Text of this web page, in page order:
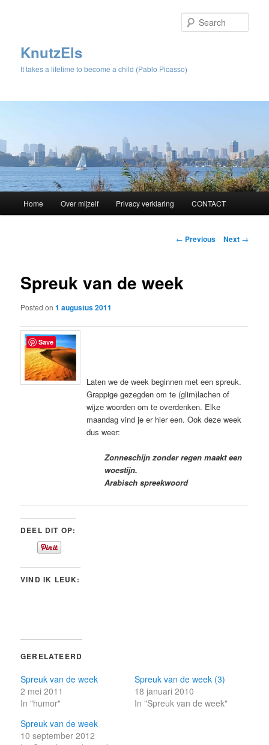
KnutzEls
It takes a lifetime to become a child (Pablo Picasso)
Skip
content
Home Over mijzelf Privacy verklaring CONTACT
Post
← Previous Next →
Spreuk van de week
Posted on1 augustus 2011
Laten we de week beginnen met een spreuk.
Grappige gezegden om te (glim)lachen of
wijze woorden om te overdenken. Elke
maandag vind je er hier een. Ook deze week
dus weer:
Zonneschijn zonder regen maakt een
woestijn.
Arabisch spreekwoord
DEEL DIT OP:
VIND IK LEUK:
GERELATEERD
Spreuk van de week
2 mei 2011
In "humor"
Spreuk van de week (3)
18 januari 2010
In "Spreuk van de week"
Spreuk van de week
10 september 2012
Save